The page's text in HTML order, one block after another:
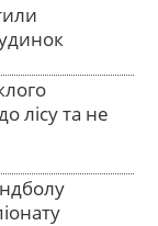
лісу та не